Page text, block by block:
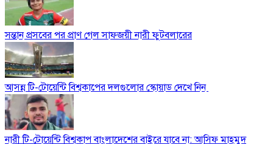
সন্তান প্রসবের পর প্রাণ গেল সাফজয়ী নারী ফুটবলারের
আসন্ন টি-টোয়েন্টি বিশ্বকাপের দলগুলোর স্কোয়াড দেখে নিন
নারী টি-টোয়েন্টি বিশ্বকাপ বাংলাদেশের বাইরে যাবে না: আসিফ মাহমুদ